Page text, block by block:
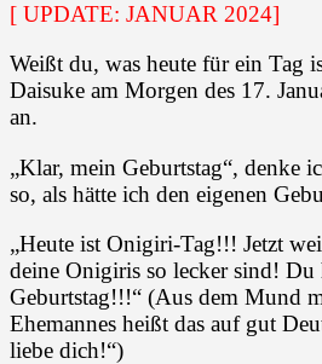
[ UPDATE: JANUAR 2024]
Weißt du, was heute für ein Tag
Daisuke am Morgen des 17.
an.
„Klar, mein Geburtstag“, denke
so, als hätte ich den eigenen
„Heute ist Onigiri-Tag!!! Jetzt
deine Onigiris so lecker sind! Du
Geburtstag!!!“ (Aus dem Mund
Ehemannes heißt das auf gut
liebe dich!“)